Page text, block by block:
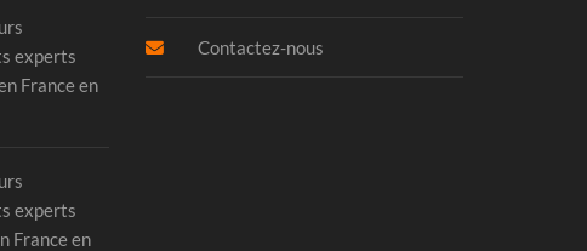
experts
France en
experts
France en
Contactez-nous